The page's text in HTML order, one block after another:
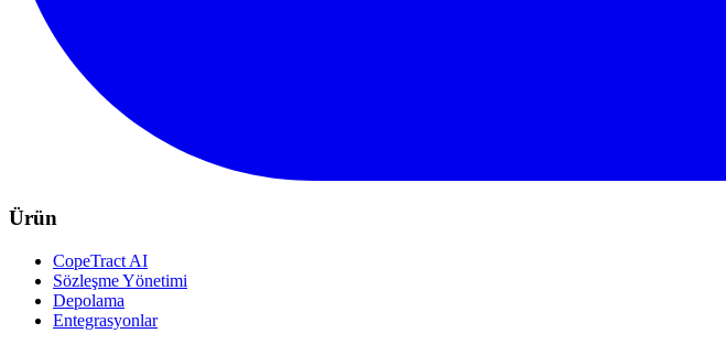
Ürün
CopeTract AI
Sözleşme Yönetimi
Depolama
Entegrasyonlar